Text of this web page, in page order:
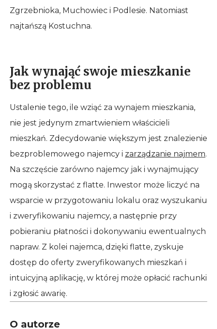
Zgrzebnioka, Muchowiec i Podlesie. Natomiast
najtańszą Kostuchna.
Jak wynająć swoje mieszkanie
bez problemu
Ustalenie tego, ile wziąć za wynajem mieszkania,
nie jest jedynym zmartwieniem właścicieli
mieszkań. Zdecydowanie większym jest znalezienie
bezproblemowego najemcy i zarządzanie najmem.
Na szczęście zarówno najemcy jak i wynajmujący
mogą skorzystać z flatte. Inwestor może liczyć na
wsparcie w przygotowaniu lokalu oraz wyszukaniu
i zweryfikowaniu najemcy, a następnie przy
pobieraniu płatności i dokonywaniu ewentualnych
napraw. Z kolei najemca, dzięki flatte, zyskuje
dostęp do oferty zweryfikowanych mieszkań i
intuicyjną aplikację, w której może opłacić rachunki
i zgłosić awarię.
O autorze